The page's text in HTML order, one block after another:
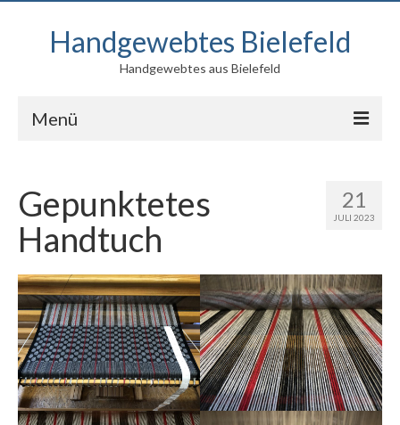
Handgewebtes Bielefeld
Handgewebtes aus Bielefeld
Menü
Produkte
Kontakt
Über mich
21
JULI 2023
Gepunktetes
Handtuch